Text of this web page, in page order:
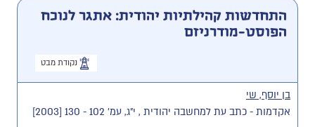
התחדשות קהילתיות יהודית: אתגר לנוכח
הפוסט-מודרניזם
נקודת מבט
בן יוסף, שי
אקדמות - כתב עת למחשבה יהודית , י"ג, עמ' 102 - 130 [2003]